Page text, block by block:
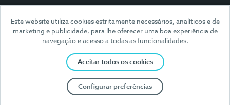
Este website utiliza cookies estritamente necessários, analíticos e de
marketing e publicidade, para lhe oferecer uma boa experiência de
navegação e acesso a todas as funcionalidades.
Aceitar todos os cookies
Configurar preferências